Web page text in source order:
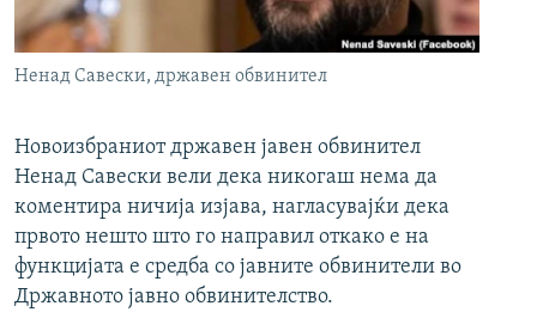
Ненад Савески, државен обвинител
Новоизбраниот државен јавен обвинител
Ненад Савески вели дека никогаш нема да
коментира ничија изјава, нагласувајќи дека
првото нешто што го направил откако е на
функцијата е средба со јавните обвинители во
Државното јавно обвинителство.